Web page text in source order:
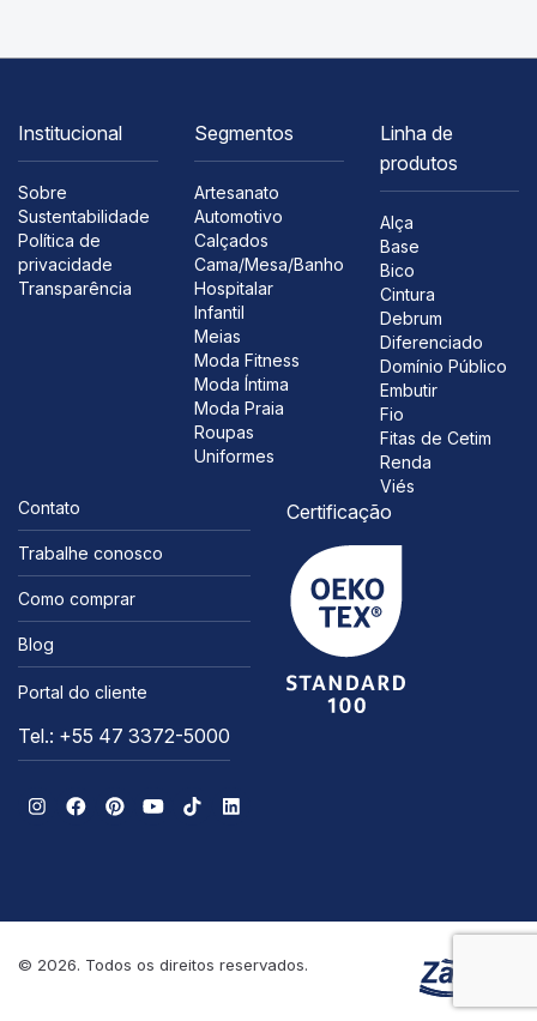
Institucional
Sobre
Sustentabilidade
Política de
privacidade
Transparência
Segmentos
Artesanato
Automotivo
Calçados
Cama/Mesa/Banho
Hospitalar
Infantil
Meias
Moda Fitness
Moda Íntima
Moda Praia
Roupas
Uniformes
Linha de
produtos
Alça
Base
Bico
Cintura
Debrum
Diferenciado
Domínio Público
Embutir
Fio
Fitas de Cetim
Renda
Viés
Contato
Trabalhe conosco
Como comprar
Blog
Portal do cliente
Tel.: +55 47 3372-5000
Certificação
© 2026. Todos os direitos reservados.